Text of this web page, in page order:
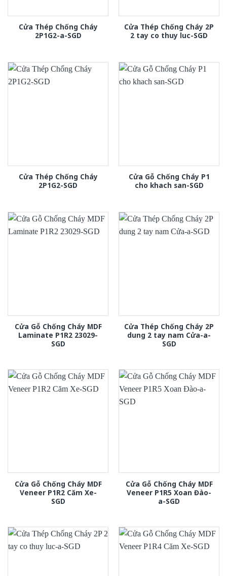
Cửa Thép Chống Cháy
2P1G2-a-SGD
Cửa Thép Chống Cháy 2P
2 tay co thuy luc-SGD
Cửa Thép Chống Cháy
2P1G2-SGD
Cửa Gỗ Chống Cháy P1
cho khach san-SGD
Cửa Gỗ Chống Cháy MDF
Laminate P1R2 23029-
SGD
Cửa Thép Chống Cháy 2P
dung 2 tay nam Cửa-a-
SGD
Cửa Gỗ Chống Cháy MDF
Veneer P1R2 Căm Xe-
SGD
Cửa Gỗ Chống Cháy MDF
Veneer P1R5 Xoan Đào-
a-SGD